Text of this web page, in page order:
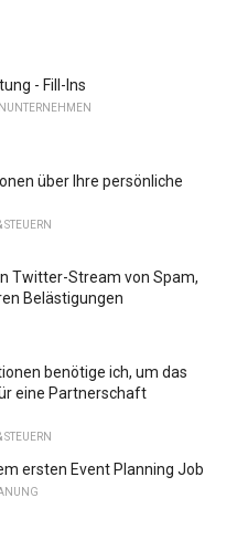
- Fill-Ins
über Ihre persönliche
STEUERN
Twitter-Stream von Spam,
Belästigungen
benötige ich, um das
eine Partnerschaft
STEUERN
ersten Event Planning Job